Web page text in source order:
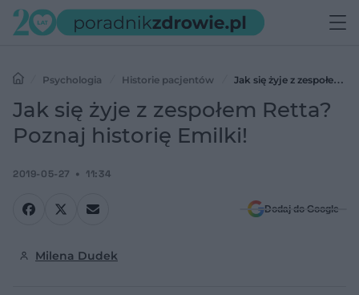
Psychologia Historie pacjentów
Jak się żyje z zespołem
Retta? Poznaj historię Emilki!
Jak się żyje z zespołem Retta?
Poznaj historię Emilki!
2019-05-27 11:34
Dodaj do Google
Milena Dudek